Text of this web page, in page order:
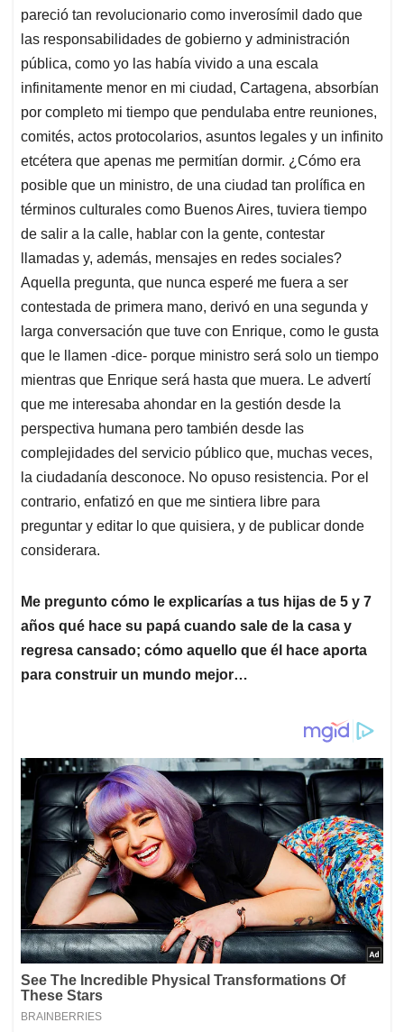
pareció tan revolucionario como inverosímil dado que
las responsabilidades de gobierno y administración
pública, como yo las había vivido a una escala
infinitamente menor en mi ciudad, Cartagena, absorbían
por completo mi tiempo que pendulaba entre reuniones,
comités, actos protocolarios, asuntos legales y un infinito
etcétera que apenas me permitían dormir. ¿Cómo era
posible que un ministro, de una ciudad tan prolífica en
términos culturales como Buenos Aires, tuviera tiempo
de salir a la calle, hablar con la gente, contestar
llamadas y, además, mensajes en redes sociales?
Aquella pregunta, que nunca esperé me fuera a ser
contestada de primera mano, derivó en una segunda y
larga conversación que tuve con Enrique, como le gusta
que le llamen -dice- porque ministro será solo un tiempo
mientras que Enrique será hasta que muera. Le advertí
que me interesaba ahondar en la gestión desde la
perspectiva humana pero también desde las
complejidades del servicio público que, muchas veces,
la ciudadanía desconoce. No opuso resistencia. Por el
contrario, enfatizó en que me sintiera libre para
preguntar y editar lo que quisiera, y de publicar donde
considerara.
Me pregunto cómo le explicarías a tus hijas de 5 y 7
años qué hace su papá cuando sale de la casa y
regresa cansado; cómo aquello que él hace aporta
para construir un mundo mejor…